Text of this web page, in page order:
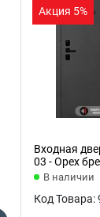
Акция 5%
Входная
03 - Орех
В наличии
Код Товара: